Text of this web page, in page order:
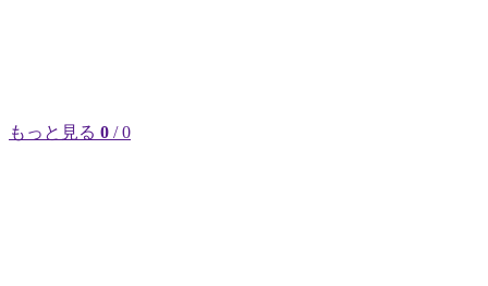
もっと見る 0 / 0